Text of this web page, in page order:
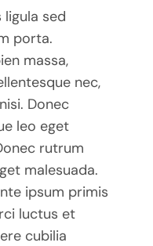
sed
porta.
massa,
nec,
Donec
leo eget
rutrum
malesuada.
ipsum primis
luctus et
cubilia